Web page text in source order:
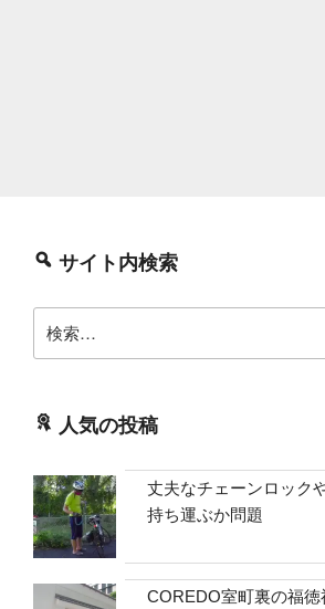
サイト内検索
索:
人気の投稿
丈夫なチェーンロック
持ち運ぶか問題
COREDO室町裏の福